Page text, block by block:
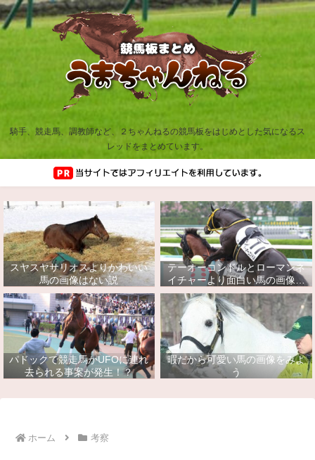
騎手、競走馬、調教師など、２ちゃんねるの競馬板をはじめとした気になるス
レッドをまとめています。
スヤスヤサリオスよりかわいい
馬の画像はない説
テーオーコンドルとローマンネ
イチャーより面白い馬の画像っ
てあるの？
パドックで競走馬がUFOに連れ
去られる事案が発生！？
暇だから可愛い馬の画像をみよ
う
ホーム 考察